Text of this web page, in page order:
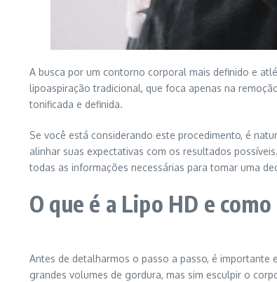
A busca por um contorno corporal mais definido e
lipoaspiração tradicional, que foca apenas na
tonificada e definida.
Se você está considerando este procedimento, é
alinhar suas expectativas com os resultados
todas as informações necessárias para tomar uma
O que é a Lipo HD e
Antes de detalharmos o passo a passo, é importante
grandes volumes de gordura, mas sim esculpir o